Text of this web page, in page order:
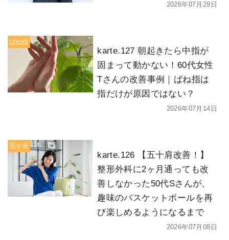
2026年07月29日
ばね指
karte.127 朝起きたら中指が
固まって動かない！60代女性
Tさんの改善事例｜ばね指は
指だけが原因ではない？
2026年07月14日
五十肩
karte.126 【五十肩改善！】
整形外科に2ヶ月通っても改
善しなかった50代Sさんが、
趣味のバスケットボールを再
び楽しめるようになるまで
2026年07月08日